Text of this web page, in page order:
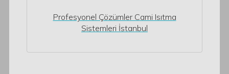
Profesyonel Çözümler Cami Isıtma
Sistemleri İstanbul